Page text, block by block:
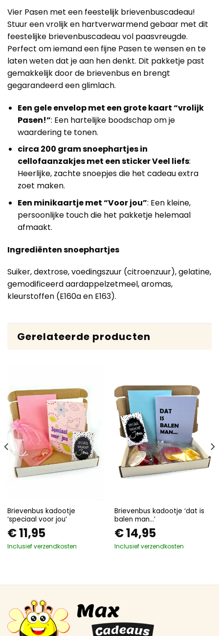
Vier Pasen met een feestelijk brievenbuscadeau!
Stuur een vrolijk en hartverwarmend gebaar met dit
feestelijke brievenbuscadeau vol paasvreugde.
Perfect om iemand een fijne Pasen te wensen en te
laten weten dat je aan hen denkt. Dit pakketje past
gemakkelijk door de brievenbus en brengt
gegarandeerd een glimlach.
Een gele envelop met een grote kaart “vrolijk
Pasen!”: Een hartelijke boodschap om je
waardering te tonen.
circa 200 gram snoephartjes in
cellofaanzakjes met een sticker Veel liefs:
Heerlijke, zachte snoepjes die het cadeau extra
zoet maken.
Een minikaartje met “Voor jou”: Een kleine,
persoonlijke touch die het pakketje helemaal
afmaakt.
Ingrediënten snoephartjes
Suiker, dextrose, voedingszuur (citroenzuur), gelatine,
gemodificeerd aardappelzetmeel, aromas,
kleurstoffen (E160a en E163).
Gerelateerde producten
Brievenbus kadootje
‘speciaal voor jou’
€11,95
Inclusief verzendkosten
Brievenbus kadootje ‘dat is
balen man…’
€14,95
Inclusief verzendkosten